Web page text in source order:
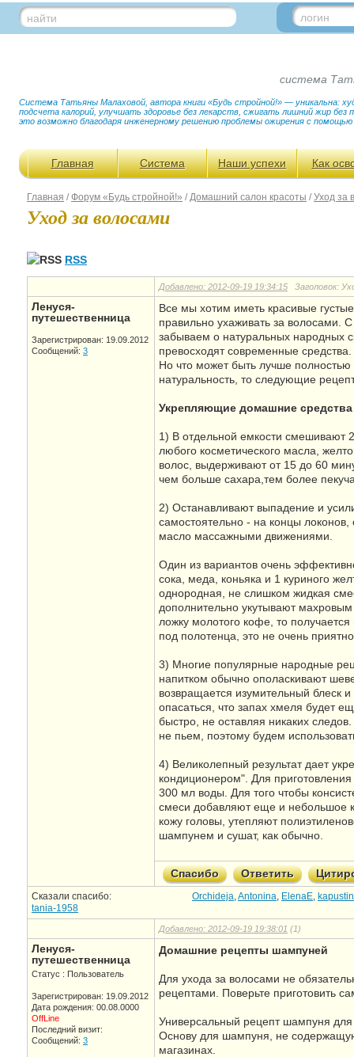
найти логин
система
Система Татьяны Малаховой, автора книги «Будь стройной!» — уникальна:
подсчета калорий, улучшать здоровье без лекарств, сжигать лишний жир
это возможно благодаря инженерному решению проблемы ожирения с
Главная Система Наши успехи Как
Главная /Форум «Будь стройной!» /Домашний салон красоты /Уход за
Уход за волосами
RSS
Добавлено: 2012-09-19 19:34:15 Заголовок:
Ленуся-
путешественница
Зарегистрирован: 19.09.2012
Сообщений: 3
Все мы хотим иметь красивые
правильно ухаживать за волосами.
забываем о натуральных народных
превосходят современные
Но что может быть лучше
натуральность, то следующие
Укрепляющие домашние
1) В отдельной емкости смешивают 2
любого косметического масла,
волос, выдерживают от 15 до 60
чем больше сахара,тем более
2) Останавливают выпадение и
самостоятельно - на концы
масло массажными движениями.
Один из вариантов очень
сока, меда, коньяка и 1 куриного
однородная, не слишком жидкая
дополнительно укутывают
ложку молотого кофе, то
под полотенца, это не очень
3) Многие популярные народные
напитком обычно ополаскивают
возвращается изумительный блеск
опасаться, что запах хмеля будет
быстро, не оставляя никаких
не пьем, поэтому будем
4) Великолепный результат дает
кондиционером". Для
300 мл воды. Для того чтобы
смеси добавляют еще и небольшое
кожу головы, утепляют
шампунем и сушат, как обычно.
Спасибо Ответить
Сказали спасибо: Orchideja,Antonina, ElenaE,
tania-1958
Добавлено: 2012-09-19 19:38:01 (1)
Ленуся-
путешественница
Статус : Пользователь
Зарегистрирован: 19.09.2012
Дата рождения: 00.08.0000
OffLine
Последний визит:
Сообщений: 3
Домашние рецепты шампуней
Для ухода за волосами не
рецептами. Поверьте приготовить
Универсальный рецепт шампуня для
Основу для шампуня, не
магазинах.